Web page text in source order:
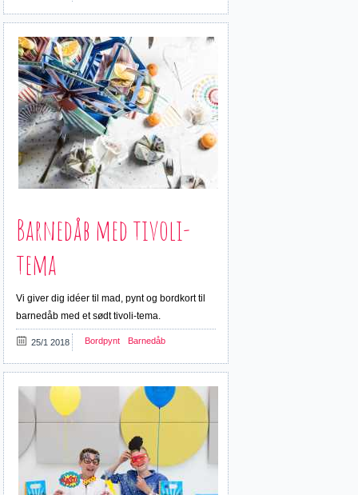
Barnedåb med tivoli-
tema
Vi giver dig idéer til mad, pynt og bordkort til
barnedåb med et sødt tivoli-tema.
25/1 2018 Bordpynt Barnedåb